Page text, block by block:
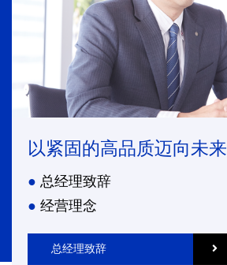
以紧固的高品质迈向未来
总经理致辞
经营理念
总经理致辞